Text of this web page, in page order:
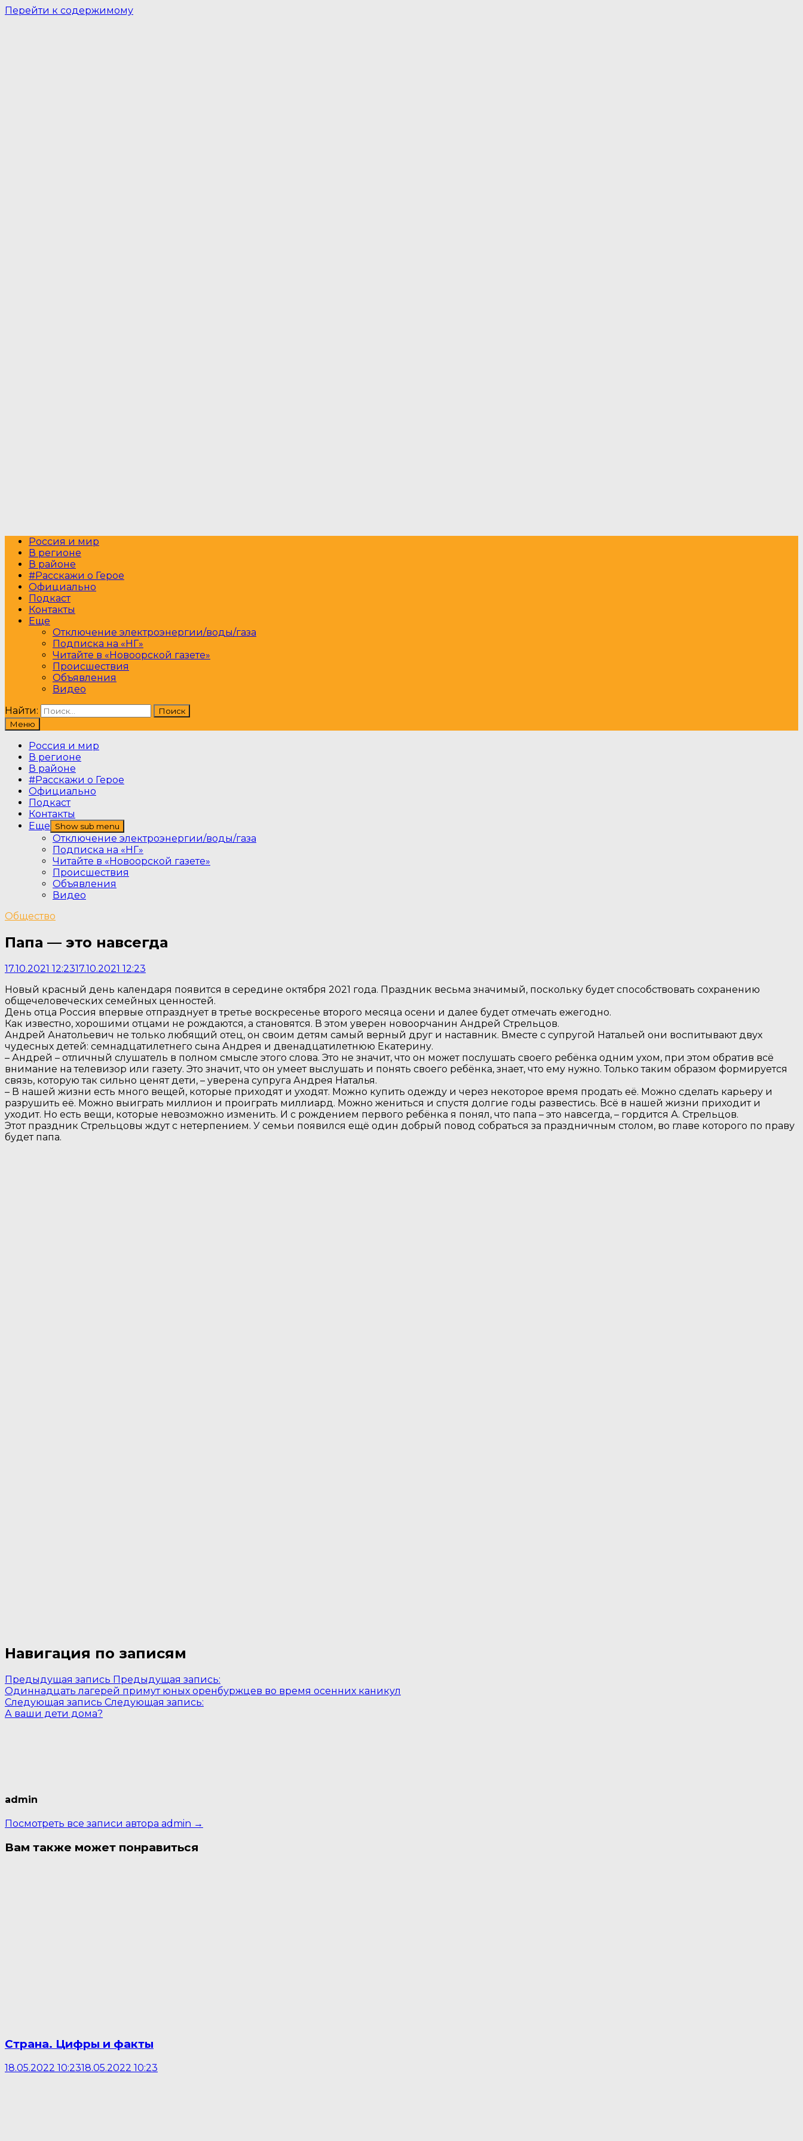
Перейти к содержимому
Россия и мир
В регионе
В районе
#Расскажи о Герое
Официально
Подкаст
Контакты
Еще
Отключение электроэнергии/воды/газа
Подписка на «НГ»
Читайте в «Новоорской газете»
Происшествия
Объявления
Видео
Найти:
Меню
Россия и мир
В регионе
В районе
#Расскажи о Герое
Официально
Подкаст
Контакты
Еще
Show sub menu
Отключение электроэнергии/воды/газа
Подписка на «НГ»
Читайте в «Новоорской газете»
Происшествия
Объявления
Видео
Общество
Папа — это навсегда
17.10.2021 12:2317.10.2021 12:23
Новый красный день календаря появится в середине октября 2021 года. Праздник весьма значимый, поскольку будет способствовать сохранению
общечеловеческих семейных ценностей.
День отца Россия впервые отпразднует в третье воскресенье второго месяца осени и далее будет отмечать ежегодно.
Как известно, хорошими отцами не рождаются, а становятся. В этом уверен новоорчанин Андрей Стрельцов.
Андрей Анатольевич не только любящий отец, он своим детям самый верный друг и наставник. Вместе с супругой Натальей они воспитывают двух
чудесных детей: семнадцатилетнего сына Андрея и двенадцатилетнюю Екатерину.
– Андрей – отличный слушатель в полном смысле этого слова. Это не значит, что он может послушать своего ребёнка одним ухом, при этом обратив всё
внимание на телевизор или газету. Это значит, что он умеет выслушать и понять своего ребёнка, знает, что ему нужно. Только таким образом формируется
связь, которую так сильно ценят дети, – уверена супруга Андрея Наталья.
– В нашей жизни есть много вещей, которые приходят и уходят. Можно купить одежду и через некоторое время продать её. Можно сделать карьеру и
разрушить её. Можно выиграть миллион и проиграть миллиард. Можно жениться и спустя долгие годы развестись. Всё в нашей жизни приходит и
уходит. Но есть вещи, которые невозможно изменить. И с рождением первого ребёнка я понял, что папа – это навсегда, – гордится А. Стрельцов.
Этот праздник Стрельцовы ждут с нетерпением. У семьи появился ещё один добрый повод собраться за праздничным столом, во главе которого по праву
будет папа.
Навигация по записям
Предыдущая запись Предыдущая запись:
Одиннадцать лагерей примут юных оренбуржцев во время осенних каникул
Следующая запись Следующая запись:
А ваши дети дома?
admin
Посмотреть все записи автора admin →
Вам также может понравиться
Страна. Цифры и факты
18.05.2022 10:2318.05.2022 10:23